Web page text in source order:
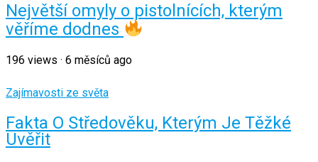
Největší omyly o pistolnících, kterým
věříme dodnes
196 views · 6 měsíců ago
Zajímavosti ze světa
Fakta O Středověku, Kterým Je Těžké
Uvěřit